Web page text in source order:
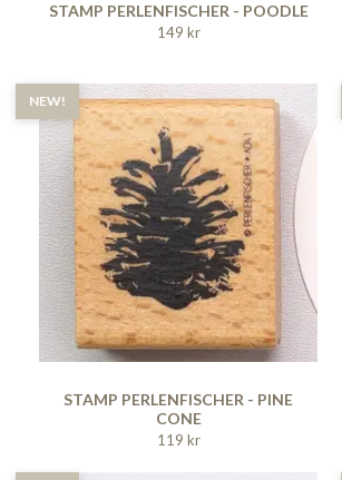
STAMP PERLENFISCHER - POODLE
149 kr
NEW!
STAMP PERLENFISCHER - PINE
CONE
119 kr